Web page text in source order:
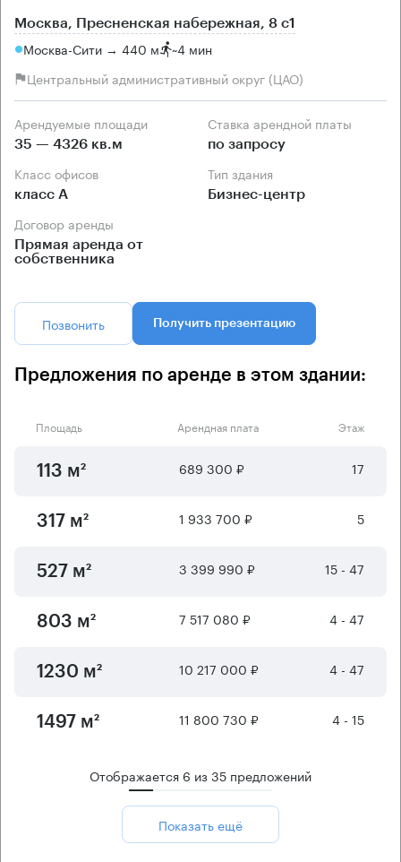
Москва, Пресненская набережная, 8 с1
Москва-Сити → 440 м ~4 мин
Центральный административный округ (ЦАО)
Арендуемые площади
35 — 4326 кв.м
Ставка арендной платы
по запросу
Класс офисов
класс А
Тип здания
Бизнес-центр
Договор аренды
Прямая аренда от
собственника
Позвонить Получить презентацию
Предложения по аренде в этом здании:
Площадь Арендная плата Этаж
113 м² 689 300 ₽ 17
317 м² 1 933 700 ₽ 5
527 м² 3 399 990 ₽ 15 - 47
803 м² 7 517 080 ₽ 4 - 47
1230 м² 10 217 000 ₽ 4 - 47
1497 м² 11 800 730 ₽ 4 - 15
Отображается 6 из35 предложений
Показать ещё